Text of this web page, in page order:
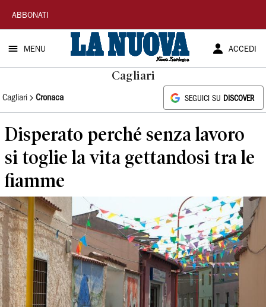
La
Nuova
Sardegna
ABBONATI
MENU ACCEDI
Cagliari
Cagliari Cronaca SEGUICI SU DISCOVER
Disperato perché senza lavoro
si toglie la vita gettandosi tra le
fiamme